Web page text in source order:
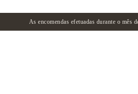
As encomendas efetuadas durante o mês